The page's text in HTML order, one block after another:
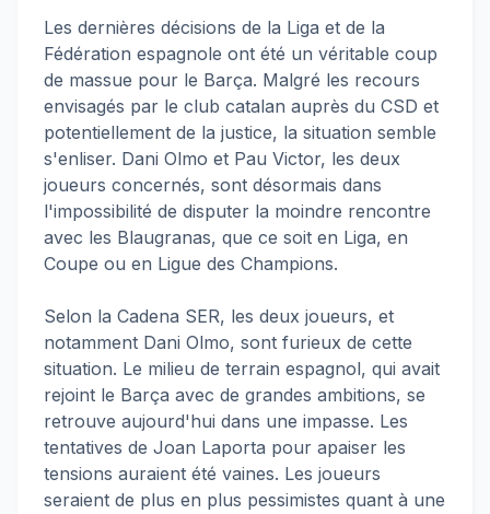
Les dernières décisions de la Liga et de la
Fédération espagnole ont été un véritable coup
de massue pour le Barça. Malgré les recours
envisagés par le club catalan auprès du CSD et
potentiellement de la justice, la situation semble
s'enliser. Dani Olmo et Pau Victor, les deux
joueurs concernés, sont désormais dans
l'impossibilité de disputer la moindre rencontre
avec les Blaugranas, que ce soit en Liga, en
Coupe ou en Ligue des Champions.
Selon la Cadena SER, les deux joueurs, et
notamment Dani Olmo, sont furieux de cette
situation. Le milieu de terrain espagnol, qui avait
rejoint le Barça avec de grandes ambitions, se
retrouve aujourd'hui dans une impasse. Les
tentatives de Joan Laporta pour apaiser les
tensions auraient été vaines. Les joueurs
seraient de plus en plus pessimistes quant à une